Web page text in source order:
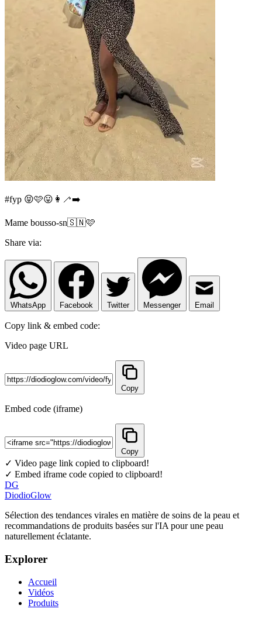
#fyp 😝🩷😛👩‍🦯‍➡️
Mame bousso-sn🇸🇳🩷
Share via:
WhatsApp Facebook Twitter Messenger Email
Copy link & embed code:
Video page URL
Copy
Embed code (iframe)
Copy
✓ Video page link copied to clipboard!
✓ Embed iframe code copied to clipboard!
DG
DiodioGlow
Sélection des tendances virales en matière de soins de la peau et
recommandations de produits basées sur l'IA pour une peau
naturellement éclatante.
Explorer
Accueil
Vidéos
Produits